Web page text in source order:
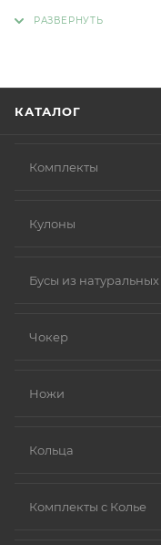
КАТАЛОГ
Комплекты
Кулоны
Бусы из
Чокер
Ножи
Кольца
Комплекты с Колье